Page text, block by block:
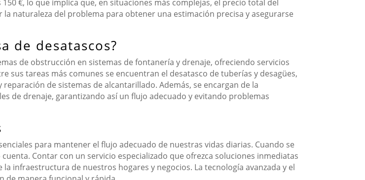
€, lo que implica que, en situaciones más complejas, el precio total del
naturaleza del problema para obtener una estimación precisa y asegurarse
de desatascos?
de obstrucción en sistemas de fontanería y drenaje, ofreciendo servicios
tareas más comunes se encuentran el desatasco de tuberías y desagües,
de sistemas de alcantarillado. Además, se encargan de la
de drenaje, garantizando así un flujo adecuado y evitando problemas
para mantener el flujo adecuado de nuestras vidas diarias. Cuando se
Contar con un servicio especializado que ofrezca soluciones inmediatas
infraestructura de nuestros hogares y negocios. La tecnología avanzada y el